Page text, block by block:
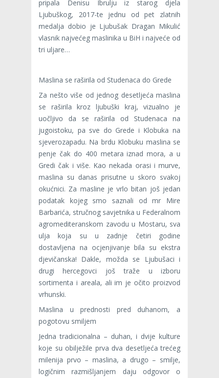
pripala Denisu Ibrulju iz starog djela
Ljubuškog, 2017-te jednu od pet zlatnih
medalja dobio je Ljubušak Dragan Mikulić
vlasnik najvećeg maslinika u BiH i najveće od
tri uljare…
Maslina se raširila od Studenaca do Grede
Za nešto više od jednog desetljeća maslina
se raširila kroz ljubuški kraj, vizualno je
uočljivo da se raširila od Studenaca na
jugoistoku, pa sve do Grede i Klobuka na
sjeverozapadu. Na brdu Klobuku maslina se
penje čak do 400 metara iznad mora, a u
Gredi čak i više. Kao nekada orasi i murve,
maslina su danas prisutne u skoro svakoj
okućnici. Za masline je vrlo bitan još jedan
podatak kojeg smo saznali od mr Mire
Barbarića, stručnog savjetnika u Federalnom
agromediteranskom zavodu u Mostaru, sva
ulja koja su u zadnje četiri godine
dostavljena na ocjenjivanje bila su ekstra
djevičanska! Dakle, možda se Ljubušaci i
drugi hercegovci još traže u izboru
sortimenta i areala, ali im je očito proizvod
vrhunski.
Maslina u prednosti pred duhanom, a
pogotovu smiljem
Jedna tradicionalna – duhan, i dvije kulture
koje su obilježile prva dva desetljeća trećeg
milenija prvo – maslina, a drugo – smilje,
logičnim razmišljanjem daju odgovor o